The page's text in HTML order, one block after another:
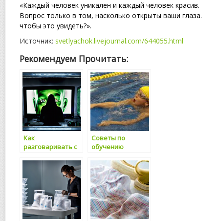
«Каждый человек уникален и каждый человек красив.
Вопрос только в том, насколько открыты ваши глаза.
чтобы это увидеть?».
Источник: svetlyachok.livejournal.com/644055.html
Рекомендуем Прочитать:
Как
разговаривать с
Советы по
обучению
плаванию